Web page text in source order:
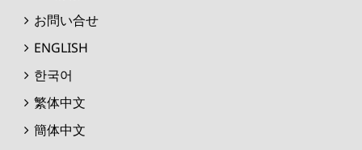
お問い合せ
ENGLISH
한국어
繁体中文
簡体中文